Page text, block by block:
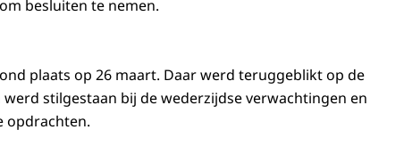
besluiten te nemen.
plaats op 26 maart. Daar werd teruggeblikt op de
stilgestaan bij de wederzijdse verwachtingen en
opdrachten.